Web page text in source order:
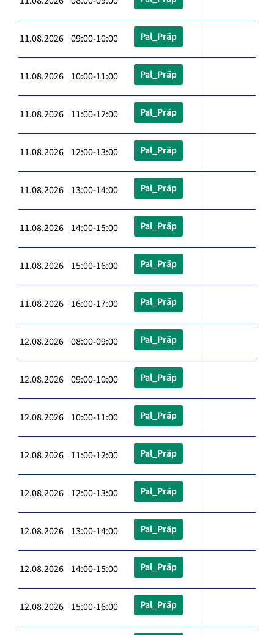
11.08.2026 09:00-10:00 Pal_Präp
11.08.2026 10:00-11:00 Pal_Präp
11.08.2026 11:00-12:00 Pal_Präp
11.08.2026 12:00-13:00 Pal_Präp
11.08.2026 13:00-14:00 Pal_Präp
11.08.2026 14:00-15:00 Pal_Präp
11.08.2026 15:00-16:00 Pal_Präp
11.08.2026 16:00-17:00 Pal_Präp
12.08.2026 08:00-09:00 Pal_Präp
12.08.2026 09:00-10:00 Pal_Präp
12.08.2026 10:00-11:00 Pal_Präp
12.08.2026 11:00-12:00 Pal_Präp
12.08.2026 12:00-13:00 Pal_Präp
12.08.2026 13:00-14:00 Pal_Präp
12.08.2026 14:00-15:00 Pal_Präp
12.08.2026 15:00-16:00 Pal_Präp